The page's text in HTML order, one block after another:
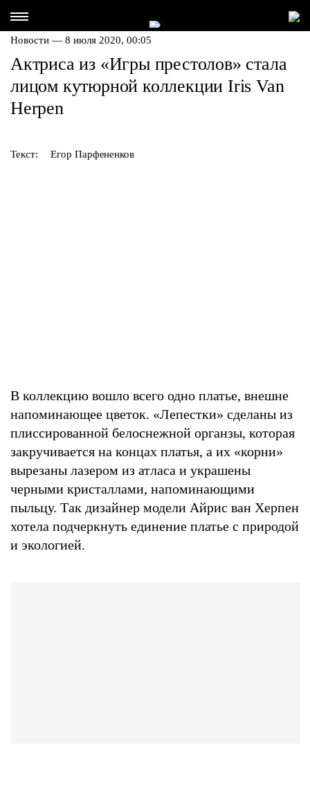
Новости — 8 июля 2020, 00:05
Актриса из «Игры престолов» стала
лицом кутюрной коллекции Iris Van
Herpen
Текст: Егор Парфененков
В коллекцию вошло всего одно платье, внешне
напоминающее цветок. «Лепестки» сделаны из
плиссированной белоснежной органзы, которая
закручивается на концах платья, а их «корни»
вырезаны лазером из атласа и украшены
черными кристаллами, напоминающими
пыльцу. Так дизайнер модели Айрис ван Херпен
хотела подчеркнуть единение платье с природой
и экологией.